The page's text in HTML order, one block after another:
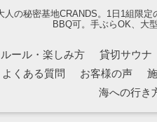
の秘密基地CRANDS。1日1組限
BBQ可。手ぶらOK、大
ール・楽しみ方 貸切サウナ
よくある質問 お客様の声
海への行き